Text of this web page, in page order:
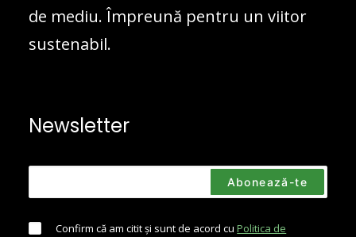
de mediu. Împreună pentru un viitor
sustenabil.
Newsletter
Confirm că am citit și sunt de acord cuPolitica de